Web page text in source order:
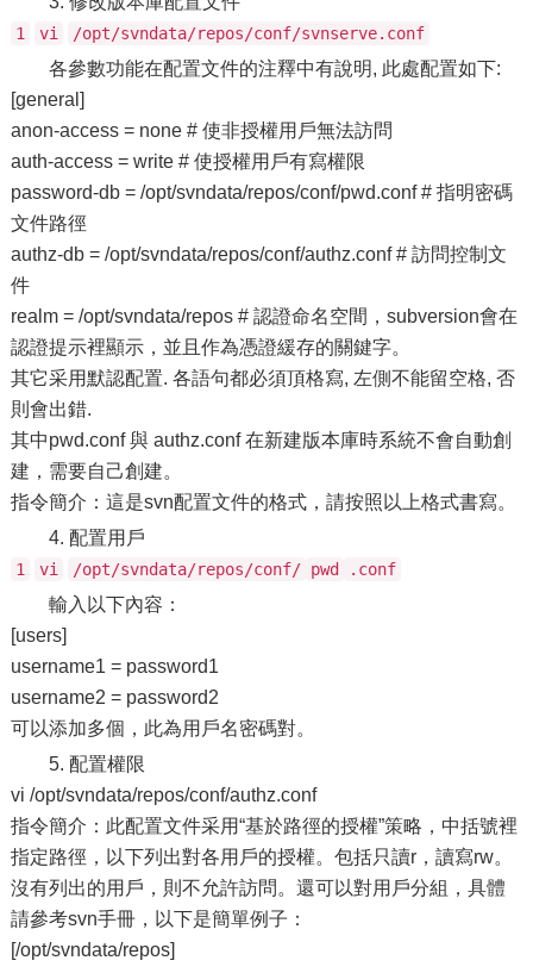
1 vi /opt/svndata/repos/conf/svnserve.conf
各參數功能在配置文件的注釋中有說明, 此處配置如下:
[general]
anon-access = none # 使非授權用戶無法訪問
auth-access = write # 使授權用戶有寫權限
password-db = /opt/svndata/repos/conf/pwd.conf # 指明密碼
文件路徑
authz-db = /opt/svndata/repos/conf/authz.conf # 訪問控制文
件
realm = /opt/svndata/repos # 認證命名空間，subversion會在
認證提示裡顯示，並且作為憑證緩存的關鍵字。
其它采用默認配置. 各語句都必須頂格寫, 左側不能留空格, 否
則會出錯.
其中pwd.conf 與 authz.conf 在新建版本庫時系統不會自動創
建，需要自己創建。
指令簡介：這是svn配置文件的格式，請按照以上格式書寫。
4. 配置用戶
1 vi /opt/svndata/repos/conf/ pwd .conf
輸入以下內容：
[users]
username1 = password1
username2 = password2
可以添加多個，此為用戶名密碼對。
5. 配置權限
vi /opt/svndata/repos/conf/authz.conf
指令簡介：此配置文件采用“基於路徑的授權”策略，中括號裡
指定路徑，以下列出對各用戶的授權。包括只讀r，讀寫rw。
沒有列出的用戶，則不允許訪問。還可以對用戶分組，具體
請參考svn手冊，以下是簡單例子：
[/opt/svndata/repos]